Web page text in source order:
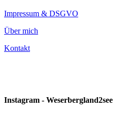
Impressum & DSGVO
Über mich
Kontakt
Instagram - Weserbergland2see